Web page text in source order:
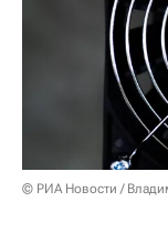
© РИА Новости /